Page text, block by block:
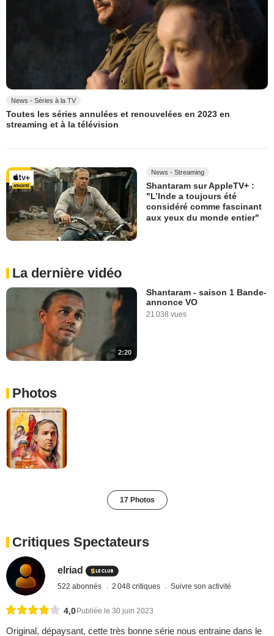
News - Séries à la TV
Toutes les séries annulées et renouvelées en 2023 en
streaming et à la télévision
News - Streaming
Shantaram sur AppleTV+ :
"L’Inde a toujours été
considéré comme fascinant
aux yeux du monde entier"
La dernière vidéo
2:20
Shantaram - saison 1 Bande-
annonce VO
21 038 vues
Photos
17 Photos
Critiques Spectateurs
elriad
522 abonnés 2 048 critiques Suivre son activité
4,0 Publiée le 30 juin 2023
Original, dépaysant, cette très bonne série nous entraine dans le